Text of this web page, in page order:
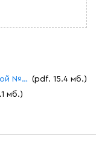
Схема сборки Моррис шкаф навесной №1.pdf (pdf. 15.4 мб.)
мб.)